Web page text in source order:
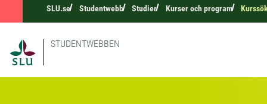
SLU.se Studentwebb Studier Kurser och program
STUDENTWEBBEN